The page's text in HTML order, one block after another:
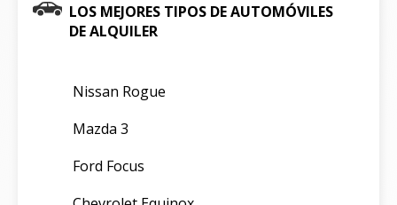
LOS MEJORES TIPOS DE AUTOMÓVILES
DE ALQUILER
Nissan Rogue
Mazda 3
Ford Focus